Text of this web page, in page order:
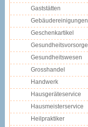
Gaststätten
Gebäudereinigungen
Geschenkartikel
Gesundheitsvorsorge
Gesundheitswesen
Grosshandel
Handwerk
Hausgeräteservice
Hausmeisterservice
Heilpraktiker